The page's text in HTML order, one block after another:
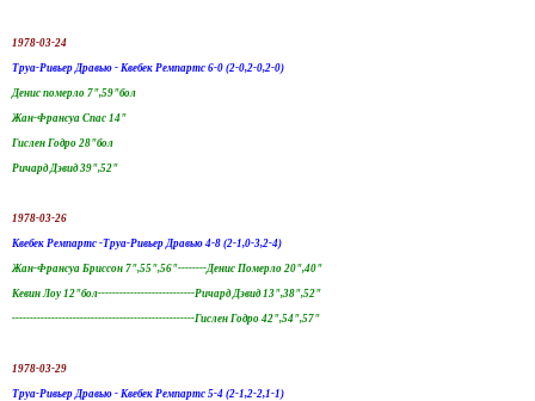
1978-03-24
Труа-Ривьер Дравью - Квебек Ремпартс 6-0 (2-0,2-0,2-0)
Денис померло 7",59"бол
Жан-Франсуа Спас 14"
Гислен Годро 28"бол
Ричард Дэвид 39",52"
1978-03-26
Квебек Ремпартс -Труа-Ривьер Дравью 4-8 (2-1,0-3,2-4)
Жан-Франсуа Бриссон 7",55",56"--------Денис Померло 20",40"
Кевин Лоу 12"бол---------------------------Ричард Дэвид 13",38",52"
---------------------------------------------------Гислен Годро 42",54",57"
1978-03-29
Труа-Ривьер Дравью - Квебек Ремпартс 5-4 (2-1,2-2,1-1)